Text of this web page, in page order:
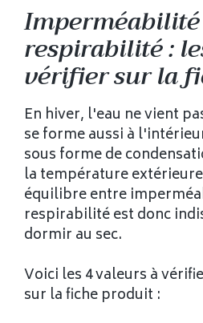
respirabilité :
vérifier sur la
En hiver, l'eau ne vient
se forme aussi à
sous forme de
la température
équilibre entre
respirabilité est donc
dormir au sec.
Voici les 4 valeurs à
sur la fiche produit :